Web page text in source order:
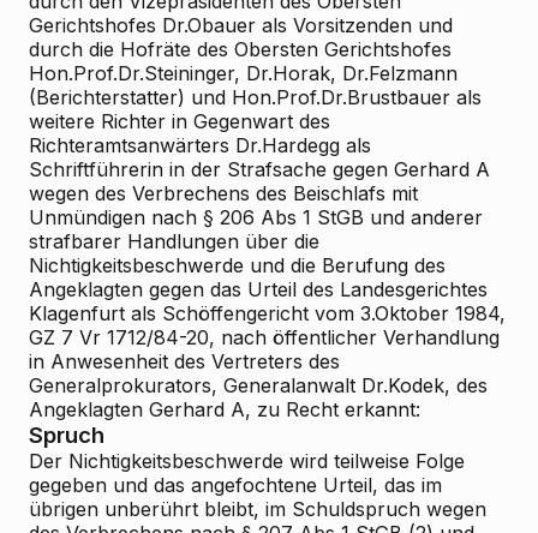
Gerichtshofes Dr.Obauer als Vorsitzenden und
durch die Hofräte des Obersten Gerichtshofes
Hon.Prof.Dr.Steininger, Dr.Horak, Dr.Felzmann
(Berichterstatter) und Hon.Prof.Dr.Brustbauer als
weitere Richter in Gegenwart des
Richteramtsanwärters Dr.Hardegg als
Schriftführerin in der Strafsache gegen Gerhard A
wegen des Verbrechens des Beischlafs mit
Unmündigen nach § 206 Abs 1 StGB und anderer
strafbarer Handlungen über die
Nichtigkeitsbeschwerde und die Berufung des
Angeklagten gegen das Urteil des Landesgerichtes
Klagenfurt als Schöffengericht vom 3.Oktober 1984,
GZ 7 Vr 1712/84-20, nach öffentlicher Verhandlung
in Anwesenheit des Vertreters des
Generalprokurators, Generalanwalt Dr.Kodek, des
Angeklagten Gerhard A, zu Recht erkannt:
Spruch
Der Nichtigkeitsbeschwerde wird teilweise Folge
gegeben und das angefochtene Urteil, das im
übrigen unberührt bleibt, im Schuldspruch wegen